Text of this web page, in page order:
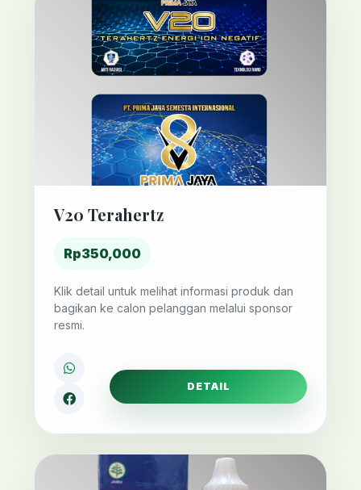
V20 Terahertz
Rp350,000
Klik detail untuk melihat informasi produk dan
bagikan ke calon pelanggan melalui sponsor
resmi.
DETAIL